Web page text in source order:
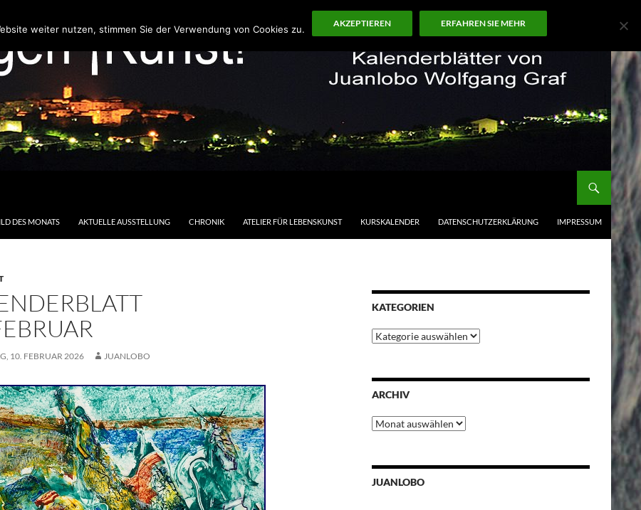
DES MONATS AKTUELLE AUSSTELLUNG CHRONIK ATELIER FÜR LEBENSKUNST KURSKALENDER DATENSCHUTZERKLÄRUNG IMPRESSUM
10. FEBRUAR 2026 JUANLOBO
KATEGORIEN
Kategorien
ARCHIV
Archiv
JUANLOBO
weiter nutzen, stimmen Sie der Verwendung von Cookies zu.
AKZEPTIEREN ERFAHREN SIE MEHR